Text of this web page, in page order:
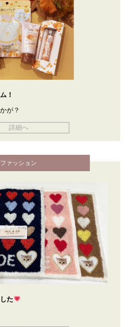
！
が？
詳細へ
ファッション
た